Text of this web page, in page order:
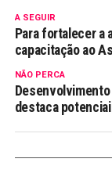
A SEGUIR
Para fortalecer a
capacitação ao
NÃO PERCA
destaca